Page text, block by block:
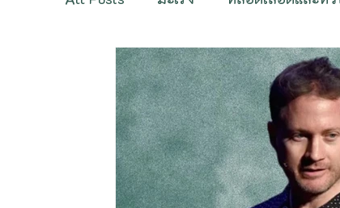
กระดูกและกล้ามเนื้อ ต่อมไร้ท่อ
ฟื้นฟูสุขภาพ สารและสมุนไพรชะล
โรคอ้วน การนอนหลับ ผู้สูงอ